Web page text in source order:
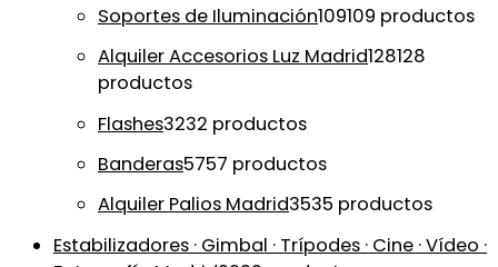
Soportes de Iluminación109109 productos
Alquiler Accesorios Luz Madrid128128
productos
Flashes3232 productos
Banderas5757 productos
Alquiler Palios Madrid3535 productos
Estabilizadores · Gimbal · Trípodes · Cine · Vídeo ·